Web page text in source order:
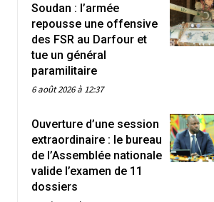
Soudan : l’armée
repousse une offensive
des FSR au Darfour et
tue un général
paramilitaire
6 août 2026 à 12:37
Ouverture d’une session
extraordinaire : le bureau
de l’Assemblée nationale
valide l’examen de 11
dossiers